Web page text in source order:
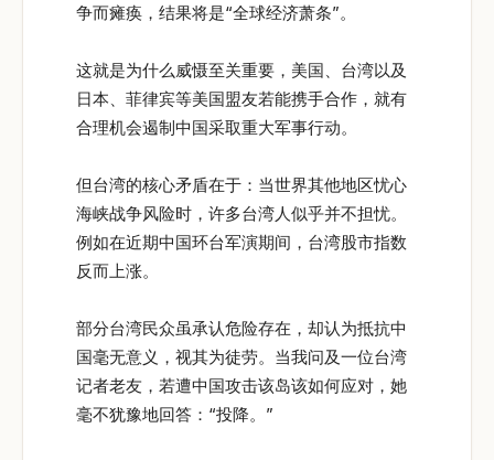
争而瘫痪，结果将是“全球经济萧条”。
这就是为什么威慑至关重要，美国、台湾以及
日本、菲律宾等美国盟友若能携手合作，就有
合理机会遏制中国采取重大军事行动。
但台湾的核心矛盾在于：当世界其他地区忧心
海峡战争风险时，许多台湾人似乎并不担忧。
例如在近期中国环台军演期间，台湾股市指数
反而上涨。
部分台湾民众虽承认危险存在，却认为抵抗中
国毫无意义，视其为徒劳。当我问及一位台湾
记者老友，若遭中国攻击该岛该如何应对，她
毫不犹豫地回答：“投降。”